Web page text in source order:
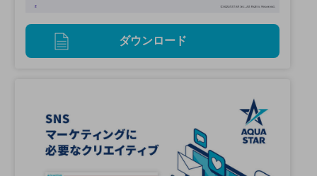
ダウンロード